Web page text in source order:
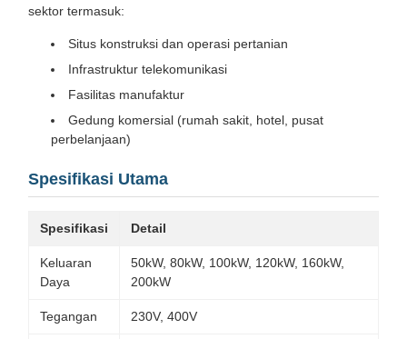
sektor termasuk:
Situs konstruksi dan operasi pertanian
Infrastruktur telekomunikasi
Fasilitas manufaktur
Gedung komersial (rumah sakit, hotel, pusat
perbelanjaan)
Spesifikasi Utama
Spesifikasi Detail
Keluaran
Daya
50kW, 80kW, 100kW, 120kW, 160kW,
200kW
Tegangan 230V, 400V